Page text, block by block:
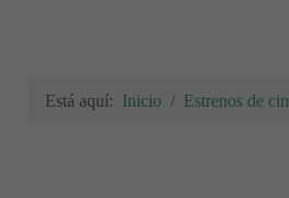
Está aquí: Inicio Estrenos de